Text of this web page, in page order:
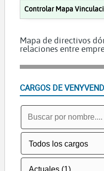
Controlar Mapa
Mapa de directivos
relaciones entre
CARGOS DE